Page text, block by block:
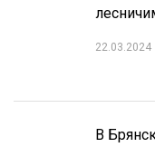
22.03.2024
В